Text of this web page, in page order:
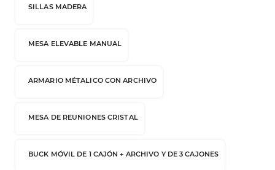
SILLAS MADERA
MESA ELEVABLE MANUAL
ARMARIO MÉTALICO CON ARCHIVO
MESA DE REUNIONES CRISTAL
BUCK MÓVIL DE 1 CAJÓN + ARCHIVO Y DE 3 CAJONES